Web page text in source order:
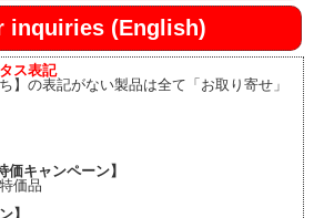
inquiries (English)
ス表記
】の表記がない製品は全て「お取り寄せ」
価キャンペーン】
価品
】